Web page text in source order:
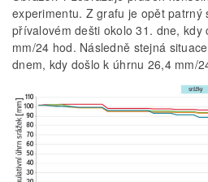
experimentu. Z grafu je opět patrný
přívalovém dešti okolo 31. dne, kdy
mm/24 hod. Následně stejná
dnem, kdy došlo k úhrnu 26,4 mm/